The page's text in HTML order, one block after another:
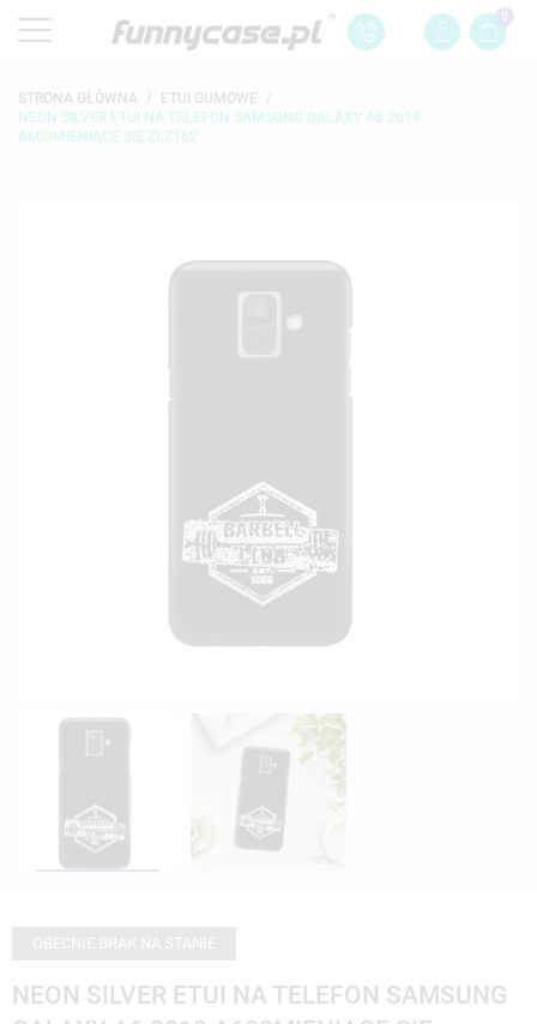
0
STRONA GŁÓWNA
ETUI GUMOWE
NEON SILVER ETUI NA TELEFON SAMSUNG GALAXY A6 2018
A600MIENIĄCE SIĘ ZLZ162
NEON SILVER ETUI NA TELEFON SAMSUNG